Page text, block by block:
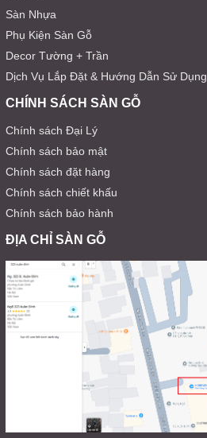
Sàn Nhựa
Phụ Kiện Sàn Gỗ
Decor Tường + Trần
Dịch Vụ Lắp Đặt & Hướng Dẫn Sử Dụng
CHÍNH SÁCH SÀN GỖ
Chính sách Đại Lý
Chính sách bảo mật
Chính sách đặt hàng
Chính sách chiết khấu
Chính sách bảo hành
ĐỊA CHỈ SÀN GỖ